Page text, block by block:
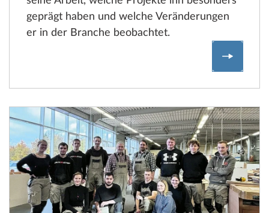
geprägt haben und welche Veränderungen
er in der Branche beobachtet.
Finn